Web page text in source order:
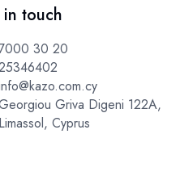
touch
30 20
Griva Digeni 122A,
Limassol, Cyprus